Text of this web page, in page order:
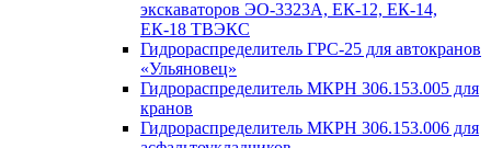
экскаваторов ЭО-3323А, ЕК-12, ЕК-14,
ЕК-18 ТВЭКС
Гидрораспределитель ГРС-25 для автокранов
«Ульяновец»
Гидрораспределитель МКРН 306.153.005 для
кранов
Гидрораспределитель МКРН 306.153.006 для